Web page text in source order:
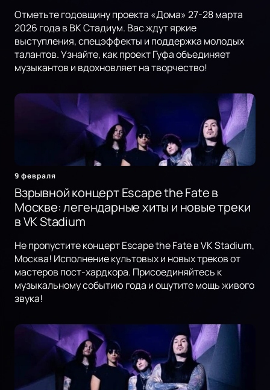
Отметьте годовщину проекта «Дома» 27-28 марта
2026 года в ВК Стадиум. Вас ждут яркие
выступления, спецэффекты и поддержка молодых
талантов. Узнайте, как проект Гуфа объединяет
музыкантов и вдохновляет на творчество!
9 февраля
Взрывной концерт Escape the Fate в
Москве: легендарные хиты и новые треки
в VK Stadium
Не пропустите концерт Escape the Fate в VK Stadium,
Москва! Исполнение культовых и новых треков от
мастеров пост-хардкора. Присоединяйтесь к
музыкальному событию года и ощутите мощь живого
звука!